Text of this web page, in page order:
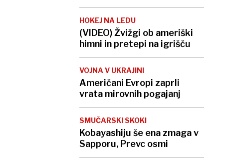
HOKEJ NA LEDU
(VIDEO) Žvižgi ob ameriški
himni in pretepi na igrišču
VOJNA V UKRAJINI
Američani Evropi zaprli
vrata mirovnih pogajanj
SMUČARSKI SKOKI
Kobayashiju še ena zmaga v
Sapporu, Prevc osmi